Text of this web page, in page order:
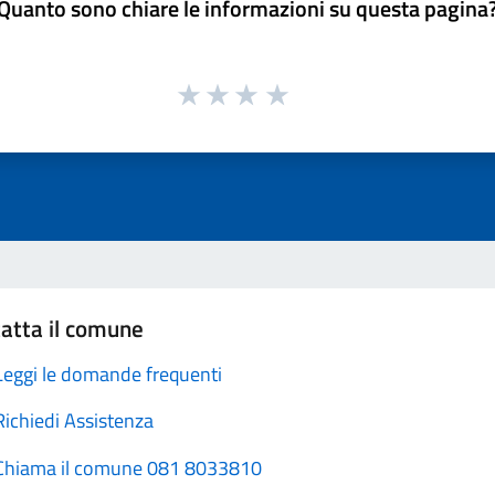
sono chiare le informazioni su questa
il comune
le domande frequenti
Assistenza
il comune 081 8033810